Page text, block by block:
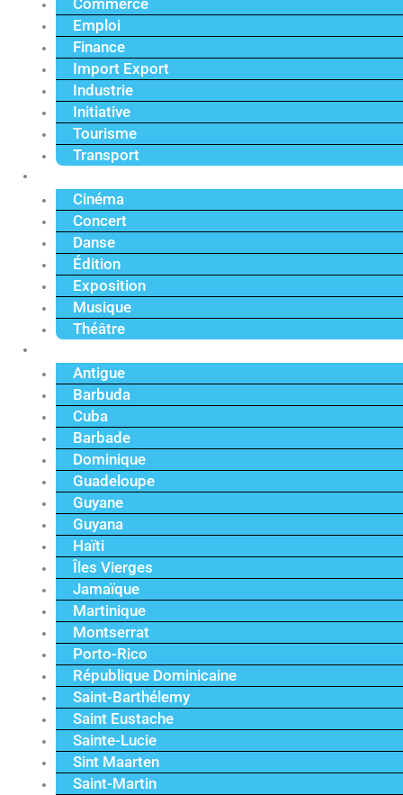
Commerce
Emploi
Finance
Import Export
Industrie
Initiative
Tourisme
Transport
Cinéma
Concert
Danse
Édition
Exposition
Musique
Théâtre
Antigue
Barbuda
Cuba
Barbade
Dominique
Guadeloupe
Guyane
Guyana
Haïti
Îles Vierges
Jamaïque
Martinique
Montserrat
Porto-Rico
République Dominicaine
Saint-Barthélemy
Saint Eustache
Sainte-Lucie
Sint Maarten
Saint-Martin